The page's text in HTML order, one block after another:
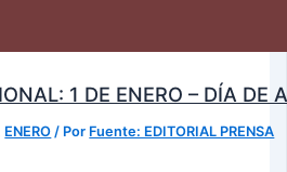
1 DE ENERO – DÍA DE
ENERO / Por Fuente: EDITORIAL PRENSA